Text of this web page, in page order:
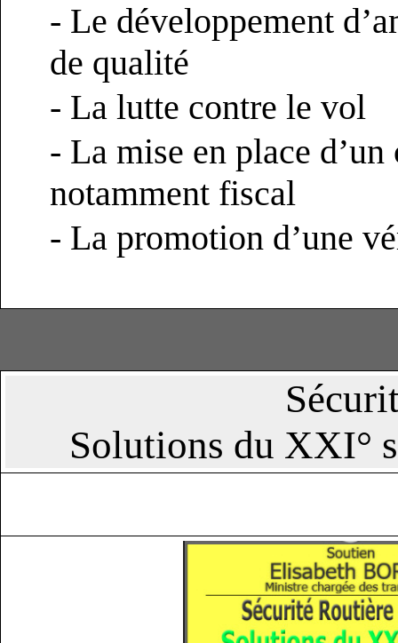
- Le développement
de qualité
- La lutte contre le vol
- La mise en place
notamment fiscal
- La promotion d’une
Solutions du XXI°